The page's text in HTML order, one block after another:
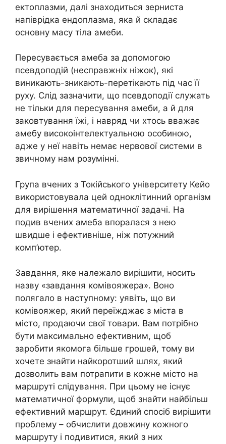
ектоплазми, далі знаходиться зерниста
напіврідка ендоплазма, яка й складає
основну масу тіла амеби.
Пересувається амеба за допомогою
псевдоподій (несправжніх ніжок), які
виникають-зникають-перетікають під час її
руху. Слід зазначити, що псевдоподії служать
не тільки для пересування амеби, а й для
заковтування їжі, і навряд чи хтось вважає
амебу високоінтелектуальною особиною,
адже у неї навіть немає нервової системи в
звичному нам розумінні.
Група вчених з Токійського університету Кейо
використовувала цей одноклітинний організм
для вирішення математичної задачі. На
подив вчених амеба впоралася з нею
швидше і ефективніше, ніж потужний
комп’ютер.
Завдання, яке належало вирішити, носить
назву «завдання комівояжера». Воно
полягало в наступному: уявіть, що ви
комівояжер, який переїжджає з міста в
місто, продаючи свої товари. Вам потрібно
бути максимально ефективним, щоб
заробити якомога більше грошей, тому ви
хочете знайти найкоротший шлях, який
дозволить вам потрапити в кожне місто на
маршруті слідування. При цьому не існує
математичної формули, щоб знайти найбільш
ефективний маршрут. Єдиний спосіб вирішити
проблему – обчислити довжину кожного
маршруту і подивитися, який з них